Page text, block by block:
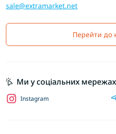
sale@extramarket.net
Перейти до
Ми у соціальних мережах
Instagram